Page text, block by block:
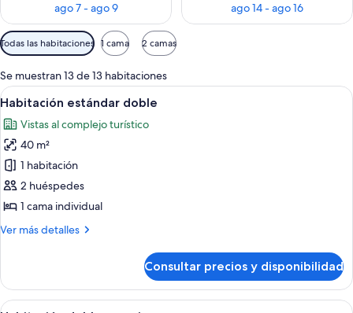
ago 7 - ago 9
ago 14 - ago 16
Filtros
disponibles
para
las
habitaciones
Todas las habitaciones 1 cama 2 camas
Se muestran 13 de 13 habitaciones
Abrir
todas
las
fotos
de
Habitación
estándar
Habitación de hotel con una cama
1
Habitación estándar doble
Vistas al complejo turístico
40 m²
1 habitación
2 huéspedes
1 cama individual
Ver más detalles
Más
estándar
doble
Consultar precios y disponibilidad
Abrir
Habitación de hotel con una cama,